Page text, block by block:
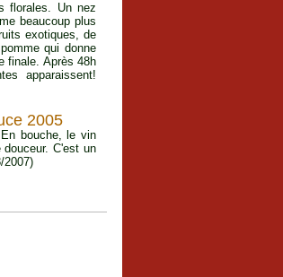
florales. Un nez
beaucoup plus
exotiques, de
qui donne
finale. Après 48h
apparaissent!
2005
bouche, le vin
C'est un
2007)